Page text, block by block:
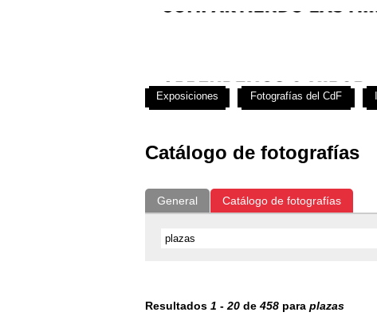
Catálogo de fotografías
General Catálogo de fotografías
Resultados 1 - 20 de 458 para plazas
Exposiciones Fotografías del CdF